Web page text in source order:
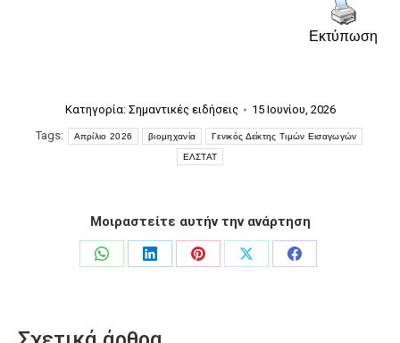
Εκτύπωση
Κατηγορία: Σημαντικές ειδήσεις
15 Ιουνίου, 2026
Tags:
Απρίλιο 2026 βιομηχανία Γενικός Δείκτης Τιμών Εισαγωγών
ΕΛΣΤΑΤ
Μοιραστείτε αυτήν την ανάρτηση
Share
Share
Share
Share
Share